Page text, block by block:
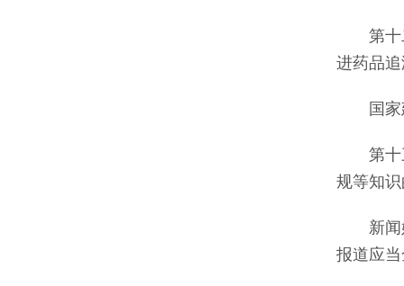
第十二
进药品
国家建
第十三
规等知
新闻媒
报道应